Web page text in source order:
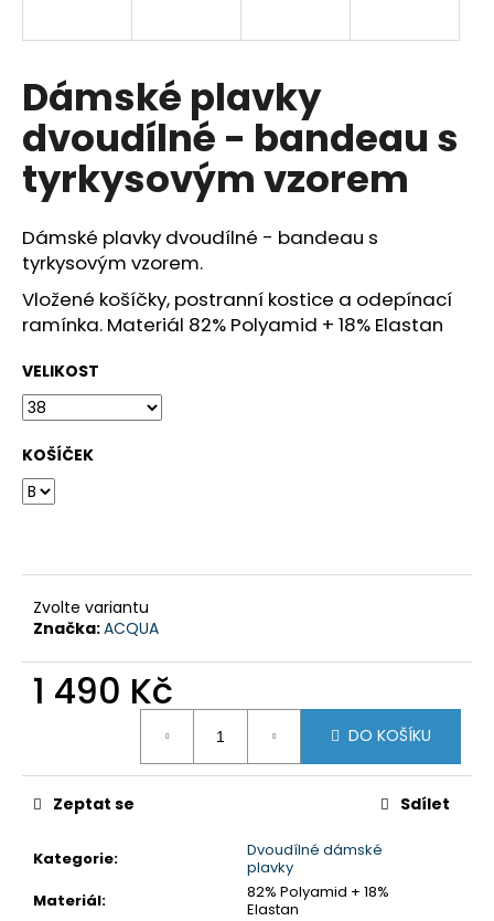
Dámské plavky
dvoudílné - bandeau s
tyrkysovým vzorem
Dámské plavky dvoudílné - bandeau s
tyrkysovým vzorem.
Vložené košíčky, postranní kostice a odepínací
ramínka. Materiál 82% Polyamid + 18% Elastan
VELIKOST
KOŠÍČEK
Zvolte variantu
Značka:ACQUA
1 490 Kč
DO KOŠÍKU
Kategorie:
Dvoudílné dámské
plavky
Materiál:
82% Polyamid + 18%
Elastan
Zeptat se Sdílet
í
t
?
o
p
o
r
u
č
e
m
e
PÁNSKÉ
PLAVKY
MODRÁ
TYRKYSOVÝM
650